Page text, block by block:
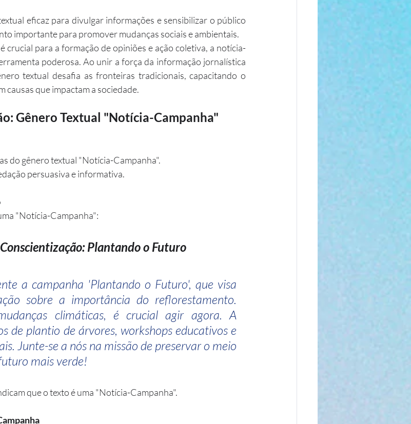
eficaz para divulgar informações e sensibilizar o público
importante para promover mudanças sociais e ambientais.
crucial para a formação de opiniões e ação coletiva, a notícia-
poderosa. Ao unir a força da informação jornalística
textual desafia as fronteiras tradicionais, capacitando o
causas que impactam a sociedade.
Gênero Textual "Notícia-Campanha"
do gênero textual "Notícia-Campanha".
persuasiva e informativa.
"Notícia-Campanha":
Plantando o Futuro
a campanha 'Plantando o Futuro', que visa
sobre a importância do reflorestamento.
climáticas, é crucial agir agora. A
de plantio de árvores, workshops educativos e
Junte-se a nós na missão de preservar o meio
mais verde!
que o texto é uma "Notícia-Campanha".